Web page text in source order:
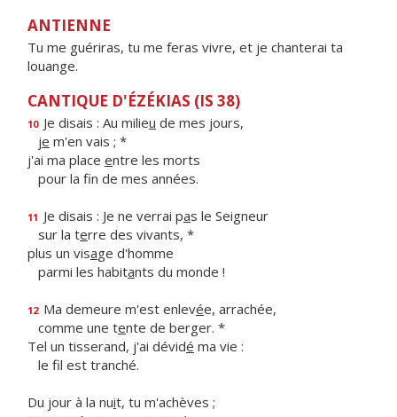
ANTIENNE
Tu me guériras, tu me feras vivre, et je chanterai ta
louange.
CANTIQUE D'ÉZÉKIAS (IS 38)
10 Je disais : Au milieu de mes jours,
je m'en vais ; *
j'ai ma place entre les morts
pour la fn de mes années.
11 Je disais : Je ne verrai pas le Seigneur
sur la terre des vivants, *
plus un visage d'homme
parmi les habitants du monde !
12 Ma demeure m'est enlevée, arrachée,
comme une tente de berger. *
Tel un tisserand, j'ai dévidé ma vie :
le fl est tranché.
Du jour à la nuit, tu m'achèves ;